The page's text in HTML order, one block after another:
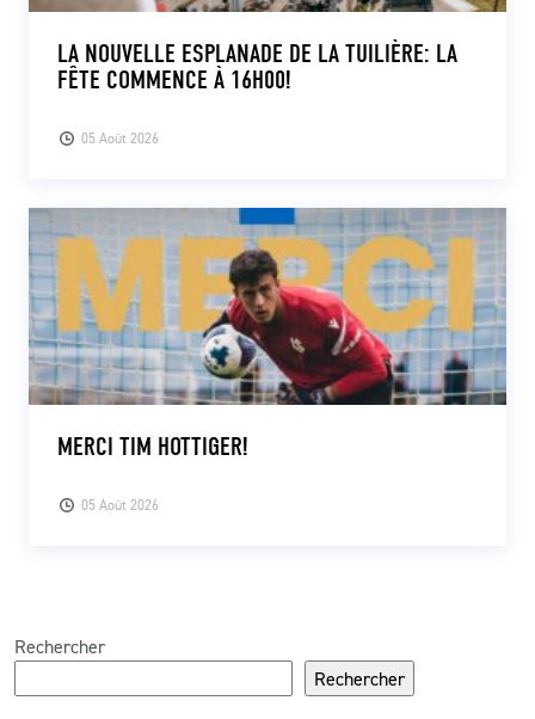
05 Août 2026
LA NOUVELLE ESPLANADE DE LA TUILIÈRE: LA
FÊTE COMMENCE À 16H00!
05 Août 2026
MERCI TIM HOTTIGER!
Rechercher
Rechercher